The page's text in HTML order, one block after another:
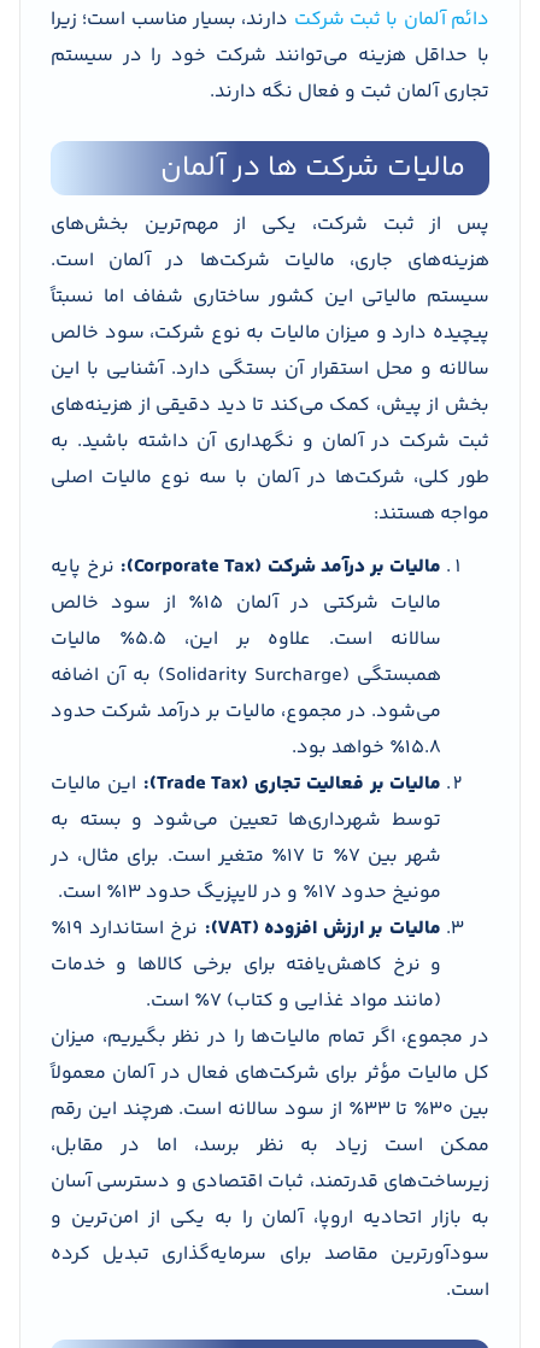
دائم آلمان با ثبت شرکت دارند، بسیار مناسب است؛ زیرا
با حداقل هزینه می‌توانند شرکت خود را در سیستم
تجاری آلمان ثبت و فعال نگه دارند.
مالیات شرکت ها در آلمان
پس از ثبت شرکت، یکی از مهم‌ترین بخش‌های
هزینه‌های جاری، مالیات شرکت‌ها در آلمان است.
سیستم مالیاتی این کشور ساختاری شفاف اما نسبتاً
پیچیده دارد و میزان مالیات به نوع شرکت، سود خالص
سالانه و محل استقرار آن بستگی دارد. آشنایی با این
بخش از پیش، کمک می‌کند تا دید دقیقی از هزینه‌های
ثبت شرکت در آلمان و نگهداری آن داشته باشید. به
طور کلی، شرکت‌ها در آلمان با سه نوع مالیات اصلی
مواجه هستند:
مالیات بر درآمد شرکت (Corporate Tax):
نرخ پایه
مالیات شرکتی در آلمان ۱۵٪ از سود خالص
سالانه است. علاوه بر این، ۵.۵٪ مالیات
همبستگی (Solidarity Surcharge) به آن اضافه
می‌شود. در مجموع، مالیات بر درآمد شرکت حدود
۱۵.۸٪ خواهد بود.
مالیات بر فعالیت تجاری (Trade Tax):
این مالیات
توسط شهرداری‌ها تعیین می‌شود و بسته به
شهر بین ۷٪ تا ۱۷٪ متغیر است. برای مثال، در
مونیخ حدود ۱۷٪ و در لایپزیگ حدود ۱۳٪ است.
مالیات بر ارزش افزوده (VAT):
نرخ استاندارد ۱۹٪
و نرخ کاهش‌یافته برای برخی کالاها و خدمات
(مانند مواد غذایی و کتاب) ۷٪ است.
در مجموع، اگر تمام مالیات‌ها را در نظر بگیریم، میزان
کل مالیات مؤثر برای شرکت‌های فعال در آلمان معمولاً
بین ۳۰٪ تا ۳۳٪ از سود سالانه است. هرچند این رقم
ممکن است زیاد به نظر برسد، اما در مقابل،
زیرساخت‌های قدرتمند، ثبات اقتصادی و دسترسی آسان
به بازار اتحادیه اروپا، آلمان را به یکی از امن‌ترین و
سودآورترین مقاصد برای سرمایه‌گذاری تبدیل کرده
است.